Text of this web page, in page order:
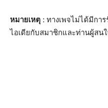
หมายเหตุ : ทางเพจไม่ได้มีกา
ไอเดียกับสมาชิกและท่านผู้สน